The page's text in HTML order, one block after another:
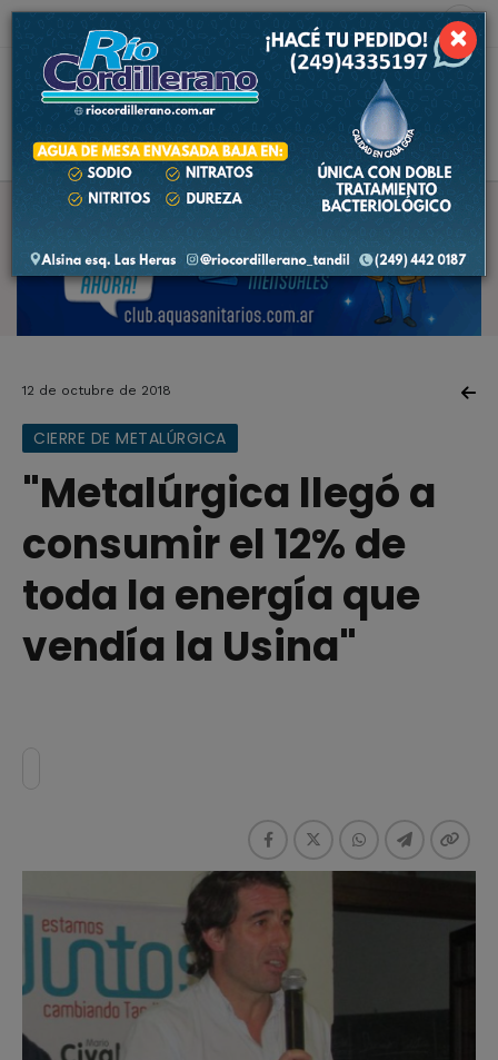
6.5 ºC
12 de octubre de 2018
CIERRE DE METALÚRGICA
"Metalúrgica llegó a
consumir el 12% de
toda la energía que
vendía la Usina"
×